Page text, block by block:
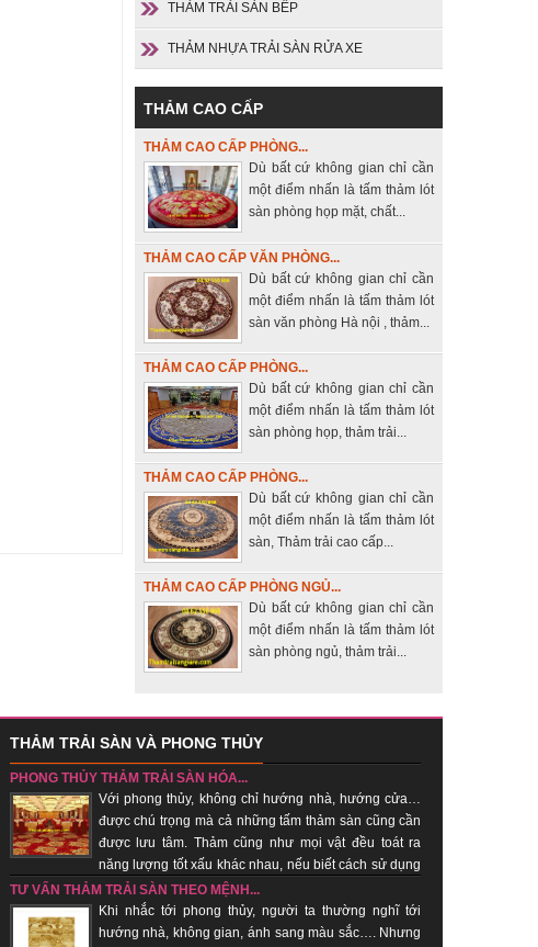
THẢM TRẢI SÀN BẾP
THẢM NHỰA TRẢI SÀN RỬA XE
THẢM CAO CẤP
THẢM CAO CẤP PHÒNG...
Dù bất cứ không gian chỉ cần
một điểm nhấn là tấm thảm lót
sàn phòng họp mặt, chất...
THẢM CAO CẤP VĂN PHÒNG...
Dù bất cứ không gian chỉ cần
một điểm nhấn là tấm thảm lót
sàn văn phòng Hà nội , thảm...
THẢM CAO CẤP PHÒNG...
Dù bất cứ không gian chỉ cần
một điểm nhấn là tấm thảm lót
sàn phòng họp, thảm trải...
THẢM CAO CẤP PHÒNG...
Dù bất cứ không gian chỉ cần
một điểm nhấn là tấm thảm lót
sàn, Thảm trải cao cấp...
THẢM CAO CẤP PHÒNG NGỦ...
Dù bất cứ không gian chỉ cần
một điểm nhấn là tấm thảm lót
sàn phòng ngủ, thảm trải...
THẢM TRẢI SÀN VÀ PHONG THỦY
PHONG THỦY THẢM TRẢI SÀN HÓA...
Với phong thủy, không chỉ hướng nhà, hướng cửa…
được chú trọng mà cả những tấm thảm sàn cũng cần
được lưu tâm. Thảm cũng như mọi vật đều toát ra
năng lượng tốt xấu khác nhau, nếu biết cách sử dụng
sẽ tụ khí tốt, xua khí xấu....
TƯ VẤN THẢM TRẢI SÀN THEO MỆNH...
Khi nhắc tới phong thủy, người ta thường nghĩ tới
hướng nhà, không gian, ánh sang màu sắc…. Nhưng